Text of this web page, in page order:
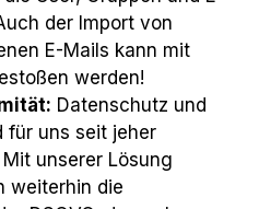
der Import von
E-Mails kann mit
werden!
Datenschutz und
für uns seit jeher
unserer Lösung
weiterhin die